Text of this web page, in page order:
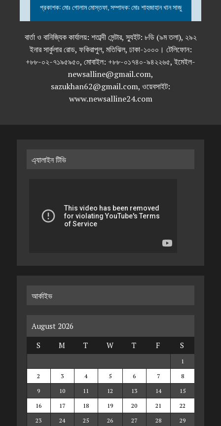
প্রকাশক: মোঃ গোলাম মোস্তফা, সম্পাদক: মোঃ শাহজাহান খান সাজু
বার্তা ও বানিজ্যিক কার্যালয়: শতাব্দী সেন্টার, স্যুইট: ৮ডি (৯ম তলা), ২৯২
ইনার সার্কুলার রোড, ফকিরাপুল, মতিঝিল, ঢাকা-১০০০। টেলিফোন:
+৮৮-০২-৭১৯৫৯৫০, মোবাইল: +৮৮-০১৭৪০-৯৪২২৬৫, ইমেইল-
newsalline@gmail.com,
sazukhan62@gmail.com, ওয়েবসাইট:
www.newsalline24.com
এ্যালাইন টিভি
আর্কাইভ
August 2026
S
M T W T F S
1
2
3 4 5 6 7
8
9
10 11 12 13 14
15
16
17 18 19 20 21
22
23
24 25 26 27 28
29